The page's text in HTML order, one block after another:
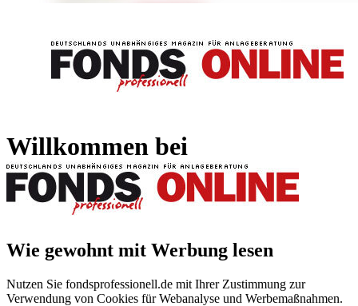
Willkommen bei
Wie gewohnt mit Werbung lesen
Nutzen Sie fondsprofessionell.de mit Ihrer Zustimmung zur
Verwendung von Cookies für Webanalyse und Werbemaßnahmen.